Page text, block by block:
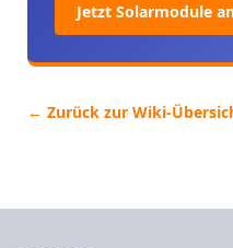
Jetzt Solarmodule
← Zurück zur Wiki-